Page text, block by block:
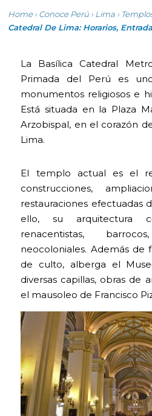
Home › Conoce Perú › Lima ›
Catedral De Lima: Horarios,
La Basílica Catedral
Primada del Perú es
monumentos religiosos e
Está situada en la Plaza
Arzobispal, en el corazón
Lima.
El templo actual es el
construcciones,
restauraciones efectuadas
ello, su arquitectura
renacentistas,
neocoloniales. Además de
de culto, alberga el
diversas capillas, obras de
el mausoleo de Francisco